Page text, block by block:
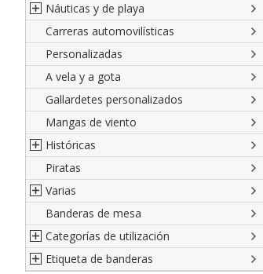
Africa
Asia
Oceanía
Francesas
Españolas
Austríacas
Alemanas
Regiones del Mundo
Provincias italianas
provincias del Mundo
Territorios británicos de ultramar
Francia de ultramar
Provincias Españolas
Ciudades italianas
Ciudades francesas
Ciudades españolas
Ciudades del Mundo
Náuticas y de playa
Militares y Mercantes
Código náutico internacional
Empavesadas
De Playa
De cortesia
Carreras automovilísticas
Personalizadas
A vela y a gota
Gallardetes personalizados
Mangas de viento
Históricas
Francesas
Británicas
Italianas
Americanas
Resto del Mundo
Piratas
Varias
Banderas diplomáticas
Organizaciones internacionales
Publicitarias
Banderas de mesa
Categorías de utilización
Banderas publicitarias
Etiqueta de banderas